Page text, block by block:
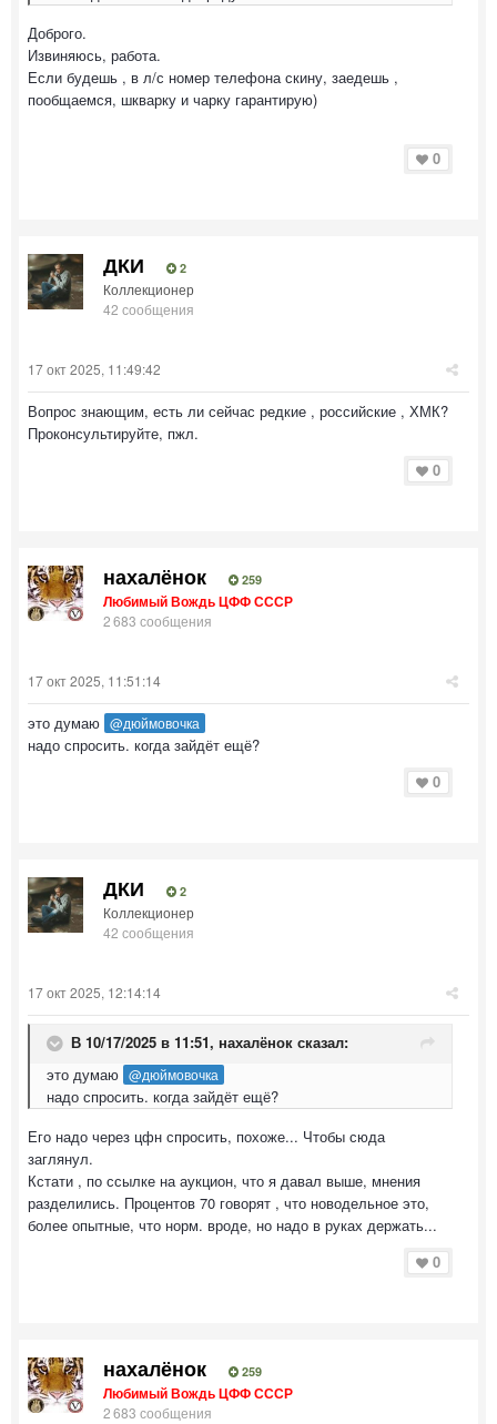
Доброго.
Извиняюсь, работа.
Если будешь , в л/с номер телефона скину, заедешь ,
пообщаемся, шкварку и чарку гарантирую)
0
ДКИ 2
Коллекционер
42 сообщения
17 окт 2025, 11:49:42
Вопрос знающим, есть ли сейчас редкие , российские , ХМК?
Проконсультируйте, пжл.
0
нахалёнок 259
Любимый Вождь ЦФФ СССР
2 683 сообщения
17 окт 2025, 11:51:14
это думаю @дюймовочка
надо спросить. когда зайдёт ещё?
0
ДКИ 2
Коллекционер
42 сообщения
17 окт 2025, 12:14:14
В 10/17/2025 в 11:51, нахалёнок сказал:
это думаю @дюймовочка
надо спросить. когда зайдёт ещё?
Его надо через цфн спросить, похоже... Чтобы сюда
заглянул.
Кстати , по ссылке на аукцион, что я давал выше, мнения
разделились. Процентов 70 говорят , что новодельное это,
более опытные, что норм. вроде, но надо в руках держать...
0
нахалёнок 259
Любимый Вождь ЦФФ СССР
2 683 сообщения